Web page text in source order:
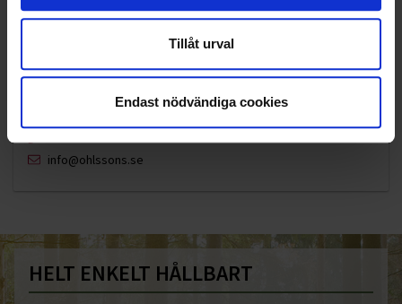
Tillåt urval
Endast nödvändiga cookies
KUNDTJÄNST
info@ohlssons.se
HELT ENKELT HÅLLBART